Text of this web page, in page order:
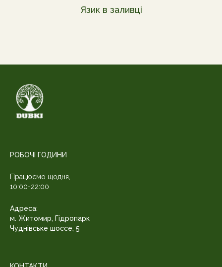
Язик в заливці
РОБОЧІ ГОДИНИ
Працюємо щодня,
10:00-22:00
Адреса:
м. Житомир, Гідропарк
Чуднівське шоссе, 5